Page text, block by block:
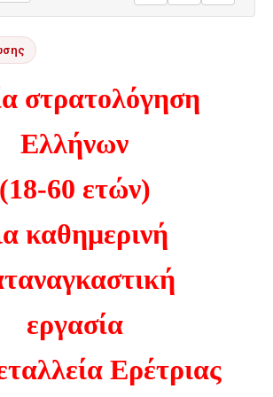
στρατολόγηση
Ελλήνων
(18-60 ετών)
καθημερινή
εργασία
Ερέτριας